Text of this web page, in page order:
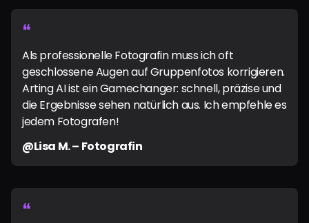
❝
Als professionelle Fotografin muss ich oft
geschlossene Augen auf Gruppenfotos korrigieren.
Arting AI ist ein Gamechanger: schnell, präzise und
die Ergebnisse sehen natürlich aus. Ich empfehle es
jedem Fotografen!
@Lisa M. – Fotografin
❝